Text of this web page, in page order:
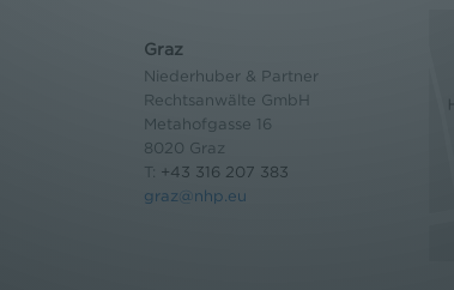
Graz
Niederhuber & Partner
Rechtsanwälte GmbH
Metahofgasse 16
8020 Graz
T: +43 316 207 383
graz@nhp.eu